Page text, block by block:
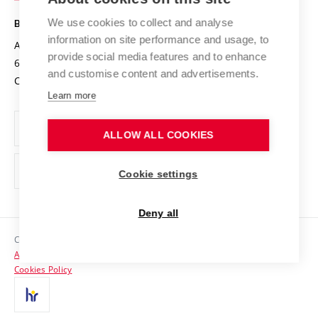
Projects
Projects from Structural Funds
Specific University Research
Safe University
Organization Structure
Official notice board
Personal Data Protection
Support and development of employees and students
Contacts
Media
BRNO UNIVERSITY OF TECHNOLOGY
Antonínská 548/1
602 00 Brno
Czech Republic
www.vut.cz
vut@vutbr.cz
Copyright © 2026 VUT
Accessibility Statement
Cookies Policy
We use cookies to collect and analyse
information on site performance and usage, to
provide social media features and to enhance
and customise content and advertisements.
Learn more
ALLOW ALL COOKIES
Cookie settings
Deny all